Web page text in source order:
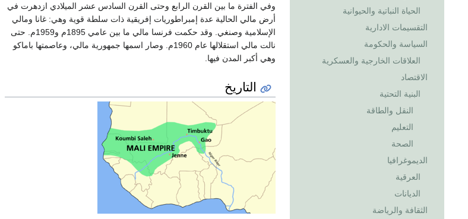
الحياة النباتية والحيوانية
التقسيمات الادارية
السياسة والحكومة
العلاقات الخارجية والعسكرية
الاقتصاد
البنية التحتية
النقل والطاقة
التعليم
الصحة
الديموغرافيا
العرقية
الديانات
الثقافة والرياضة
وفي الفترة ما بين القرن الرابع وحتى القرن السادس عشر الميلادي ازدهرت في
أرض مالي الحالية عدة إمبراطوريات إفريقية ذات سلطة قوية وهي: غانا ومالي
الإسلامية وصنغي. وقد حكمت فرنسا مالي ما بين عامي 1895م و1959م. حتى
نالت مالي استقلالها عام 1960م. وصار اسمها جمهورية مالي، وعاصمتها باماكو
وهي أكبر المدن فيها.
التاريخ